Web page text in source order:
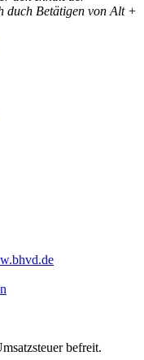
duch Betätigen von Alt +
befreit.